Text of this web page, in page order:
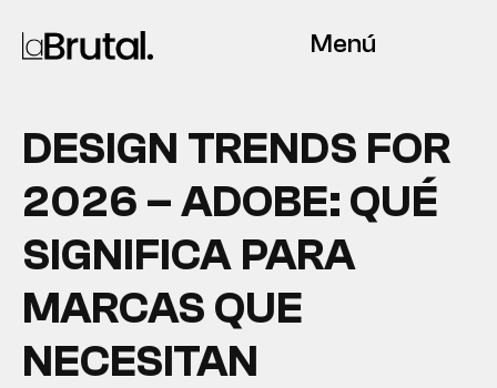
Menú
DESIGN TRENDS FOR
2026 – ADOBE: QUÉ
SIGNIFICA PARA
MARCAS QUE
NECESITAN